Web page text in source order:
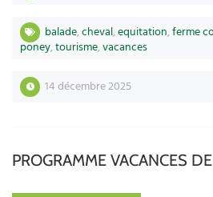
balade,cheval,equitation,ferme
poney,tourisme,vacances
14 décembre 2025
PROGRAMME VACANCES